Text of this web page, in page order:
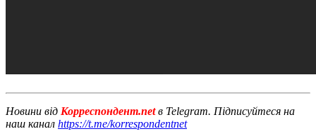
Новини від Корреспондент.netв Telegram. Підписуйтеся на
наш канал https://t.me/korrespondentnet